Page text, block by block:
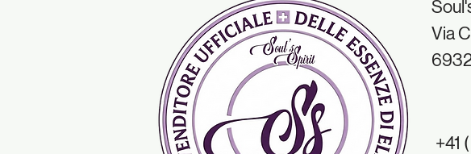
Via
+41